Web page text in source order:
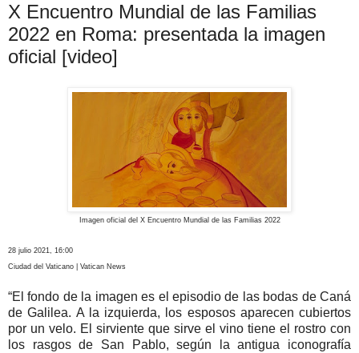
X Encuentro Mundial de las Familias
2022 en Roma: presentada la imagen
oficial [video]
Imagen oficial del X Encuentro Mundial de las Familias 2022
28 julio 2021, 16:00
Ciudad del Vaticano | Vatican News
“El fondo de la imagen es el episodio de las bodas de Caná
de Galilea. A la izquierda, los esposos aparecen cubiertos
por un velo. El sirviente que sirve el vino tiene el rostro con
los rasgos de San Pablo, según la antigua iconografía